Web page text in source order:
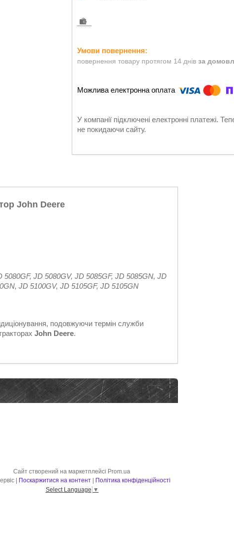
повернення товару протягом 14 днів за
У компанії підключені електронні платежі.
не покидаючи сайту.
John Deere
JD 5080GV, JD 5085GF, JD 5085GN, JD
JD 5100GV, JD 5105GF, JD 5105GN
подовжуючи термін служби
John Deere.
Сайт створений на маркетплейсі Prom.ua
Поскаржитися на контент
Політика конфіденційності
Select Language ▼